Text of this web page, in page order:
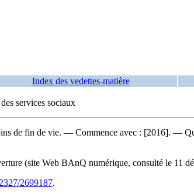
Index des vedettes-matière
services sociaux
de fin de vie. — Commence avec : [2016]. —
(site Web BAnQ numérique, consulté le 11
2699187.